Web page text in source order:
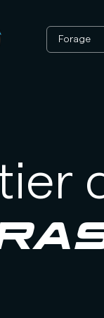
Forage